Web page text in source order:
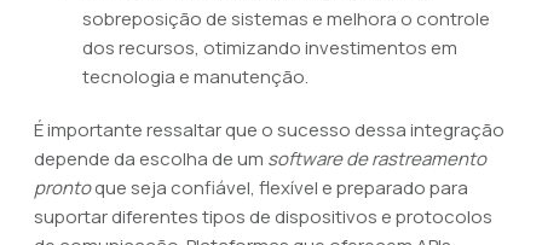
sobreposição de sistemas e melhora o controle
dos recursos, otimizando investimentos em
tecnologia e manutenção.
É importante ressaltar que o sucesso dessa integração
depende da escolha de um software de rastreamento
prontoque seja confiável, flexível e preparado para
suportar diferentes tipos de dispositivos e protocolos